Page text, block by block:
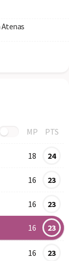
MP PTS
18 24
16 23
16 23
16 23
16 23